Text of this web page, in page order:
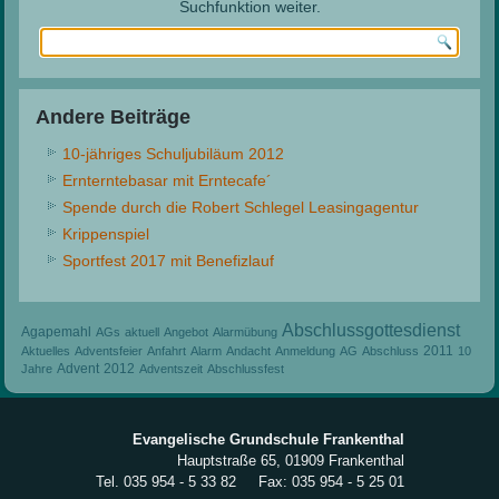
Suchfunktion weiter.
Andere Beiträge
10-jähriges Schuljubiläum 2012
Ernterntebasar mit Erntecafe´
Spende durch die Robert Schlegel Leasingagentur
Krippenspiel
Sportfest 2017 mit Benefizlauf
Agapemahl AGs aktuell Angebot Alarmübung Abschlussgottesdienst
Aktuelles Adventsfeier Anfahrt Alarm Andacht Anmeldung AG Abschluss 2011
10
Jahre Advent 2012 Adventszeit Abschlussfest
Evangelische Grundschule Frankenthal
Hauptstraße 65, 01909 Frankenthal
Tel. 035 954 - 5 33 82 Fax: 035 954 - 5 25 01